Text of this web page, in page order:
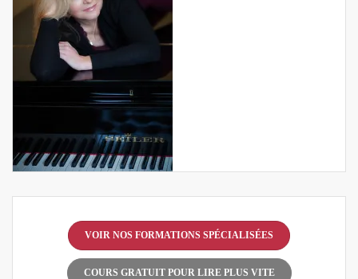
VOIR NOS FORMATIONS SPÉCIALISÉES
COURS GRATUIT POUR LIRE PLUS VITE